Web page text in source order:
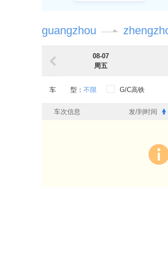
guangzhou
08-07
周五
车 型： 不限 G/C高铁
出发时段： 0点-6点
车次信息 发/到时间